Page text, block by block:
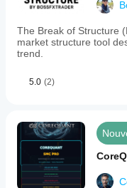
The Break of Structure
market structure tool
trend.
5.0 (2)